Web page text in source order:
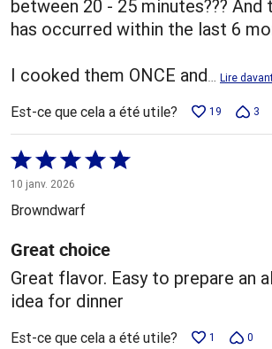
between 20 - 25 minutes??? And
has occurred within the last 6
I cooked them ONCE and… Lire
Est-ce que cela a été utile? 19 3
Coté
5 sur
5
10 janv. 2026
Browndwarf
Great choice
Great flavor. Easy to prepare an
idea for dinner
Est-ce que cela a été utile? 1 0